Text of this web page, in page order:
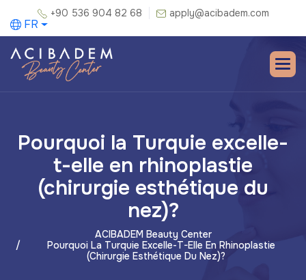
+90 536 904 82 68 apply@acibadem.com
FR
Pourquoi la Turquie excelle-
t-elle en rhinoplastie
(chirurgie esthétique du
nez)?
ACIBADEM Beauty Center
Pourquoi La Turquie Excelle-T-Elle En Rhinoplastie
(chirurgie Esthétique Du Nez)?